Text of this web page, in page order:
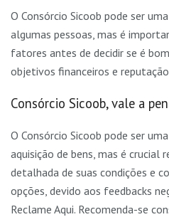
O Consórcio Sicoob pode ser
algumas pessoas, mas é
fatores antes de decidir se é
objetivos financeiros e
Consórcio Sicoob, vale a
O Consórcio Sicoob pode ser
aquisição de bens, mas é crucial
detalhada de suas condições e
opções, devido aos feedbacks
Reclame Aqui. Recomenda-se